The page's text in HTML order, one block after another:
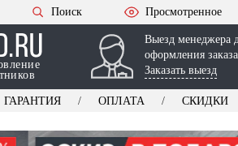
Поиск Просмотренное
Выезд менеджера
оформления заказа
Заказать выезд
ГАРАНТИЯ ОПЛАТА СКИДКИ